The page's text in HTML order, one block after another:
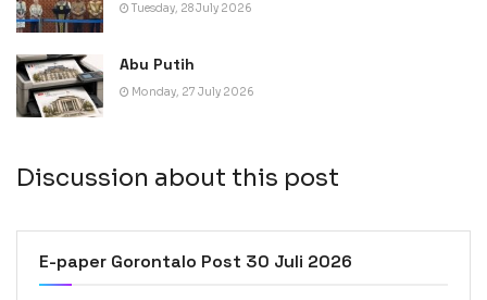
Tuesday, 28 July 2026
Abu Putih
Monday, 27 July 2026
Discussion about this post
E-paper Gorontalo Post 30 Juli 2026